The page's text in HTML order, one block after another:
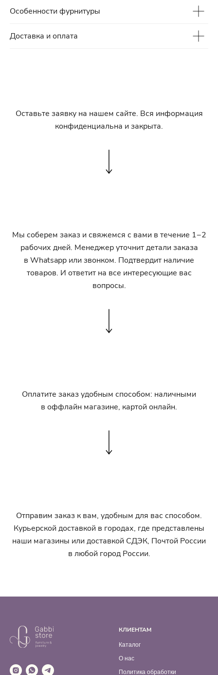
Особенности фурнитуры
Доставка и оплата
Оставьте заявку на нашем сайте. Вся информация
конфиденциальна и закрыта.
Мы соберем заказ и свяжемся с вами в течение 1−2
рабочих дней. Менеджер уточнит детали заказа
в Whatsapp или звонком. Подтвердит наличие
товаров. И ответит на все интересующие вас
вопросы.
Оплатите заказ удобным способом: наличными
в оффлайн магазине, картой онлайн.
Отправим заказ к вам, удобным для вас способом.
Курьерской доставкой в городах, где представлены
наши магазины или доставкой СДЭК, Почтой России
в любой город России.
КЛИЕНТАМ
Каталог
О нас
Политика обработки